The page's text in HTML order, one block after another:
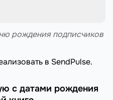
рождения подписчиков
в SendPulse.
с датами рождения